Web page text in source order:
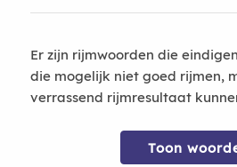
Er zijn rijmwoorden die
die mogelijk niet goed rijmen,
verrassend rijmresultaat
Toon